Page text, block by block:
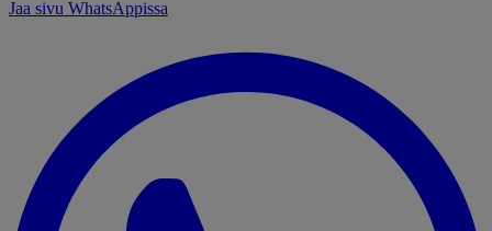
Jaa sivu WhatsAppissa